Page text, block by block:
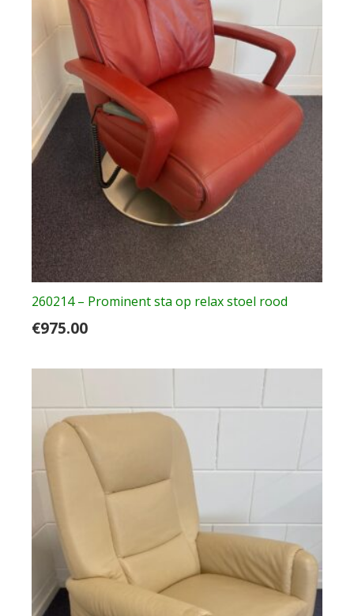
260214 – Prominent sta op relax stoel rood
€975.00